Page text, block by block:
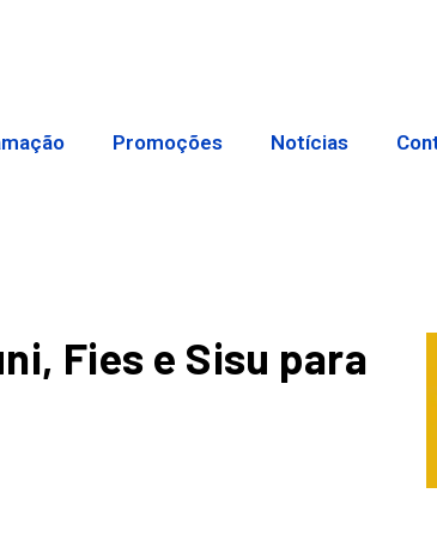
Promoções Notícias
Fies e Sisu para